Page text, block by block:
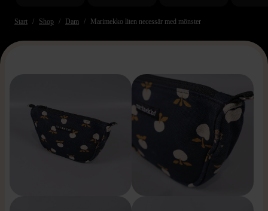
Start Shop Dam Marimekko liten necessär med mönster